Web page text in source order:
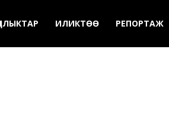
ИЛИКТӨӨ РЕПОРТАЖ